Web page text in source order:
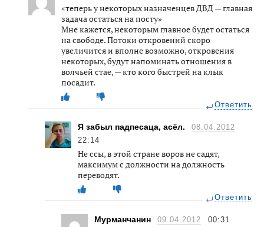
«теперь у некоторых назначенцев ДВД — главная
задача остаться на посту»
Мне кажется, некоторым главное будет остаться
на свободе. Потоки откровений скоро
увеличится и вполне возможно, откровения
некоторых, будут напоминать отношения в
волчьей стае, — кто кого быстрей на клык
посадит.
Ответить
Я забыл падпесаца, асёл.
08.04.2012
22:14
Не ссы, в этой стране воров не садят,
максимум с должности на должность
переводят.
Ответить
Мурманчанин 09.04.2012 00:31